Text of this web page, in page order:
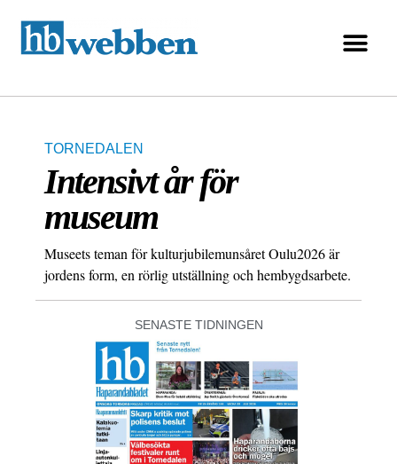
TORNEDALEN
Intensivt år för
museum
Museets teman för kulturjubilemunsåret Oulu2026 är
jordens form, en rörlig utställning och hembygdsarbete.
SENASTE TIDNINGEN